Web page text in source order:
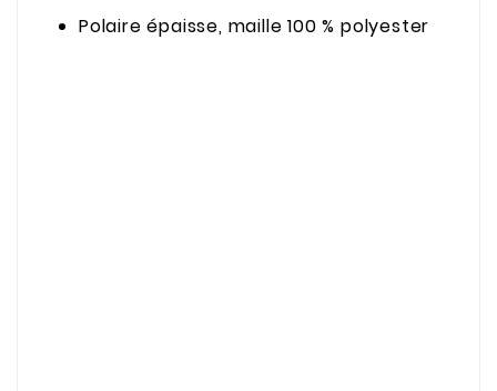
Polaire épaisse, maille 100 % polyester